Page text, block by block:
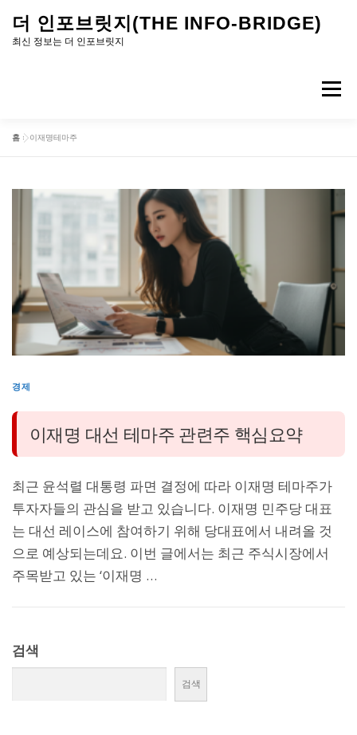
가
더 인포브릿지(THE INFO-BRIDGE)
최신 정보는 더 인포브릿지
메뉴
홈 »이재명테마주
경제
이재명 대선 테마주 관련주 핵심요약
최근 윤석렬 대통령 파면 결정에 따라 이재명 테마주가
투자자들의 관심을 받고 있습니다. 이재명 민주당 대표
는 대선 레이스에 참여하기 위해 당대표에서 내려올 것
으로 예상되는데요. 이번 글에서는 최근 주식시장에서
주목받고 있는 ‘이재명 …
검색
검색